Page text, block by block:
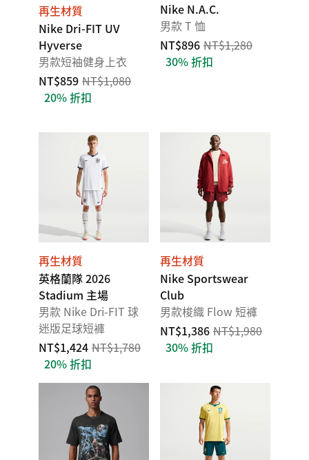
再生材質
Nike Dri-FIT UV
Hyverse
男款短袖健身上衣
NT$859 NT$1,080
20% 折扣
Nike N.A.C.
男款 T 恤
NT$896 NT$1,280
30% 折扣
再生材質
英格蘭隊 2026
Stadium 主場
男款 Nike Dri-FIT 球
迷版足球短褲
NT$1,424 NT$1,780
20% 折扣
再生材質
Nike Sportswear
Club
男款梭織 Flow 短褲
NT$1,386 NT$1,980
30% 折扣